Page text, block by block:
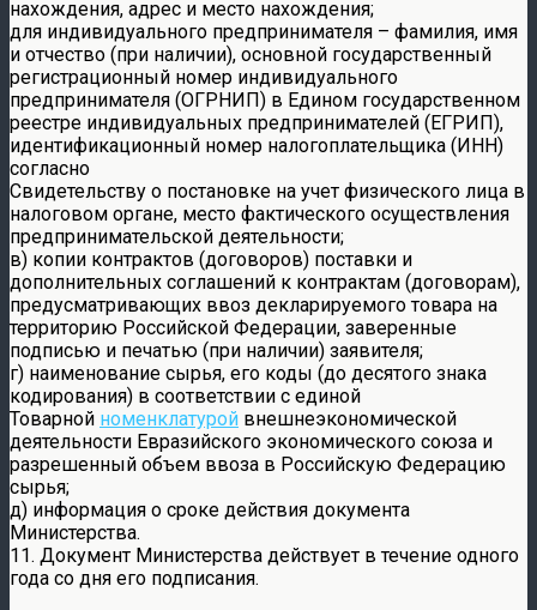
нахождения, адрес и место нахождения;
для индивидуального предпринимателя – фамилия, имя
и отчество (при наличии), основной государственный
регистрационный номер индивидуального
предпринимателя (ОГРНИП) в Едином государственном
реестре индивидуальных предпринимателей (ЕГРИП),
идентификационный номер налогоплательщика (ИНН)
согласно
Свидетельству о постановке на учет физического лица в
налоговом органе, место фактического осуществления
предпринимательской деятельности;
в) копии контрактов (договоров) поставки и
дополнительных соглашений к контрактам (договорам),
предусматривающих ввоз декларируемого товара на
территорию Российской Федерации, заверенные
подписью и печатью (при наличии) заявителя;
г) наименование сырья, его коды (до десятого знака
кодирования) в соответствии с единой
Товарной номенклатурой внешнеэкономической
деятельности Евразийского экономического союза и
разрешенный объем ввоза в Российскую Федерацию
сырья;
д) информация о сроке действия документа
Министерства.
11. Документ Министерства действует в течение одного
года со дня его подписания.